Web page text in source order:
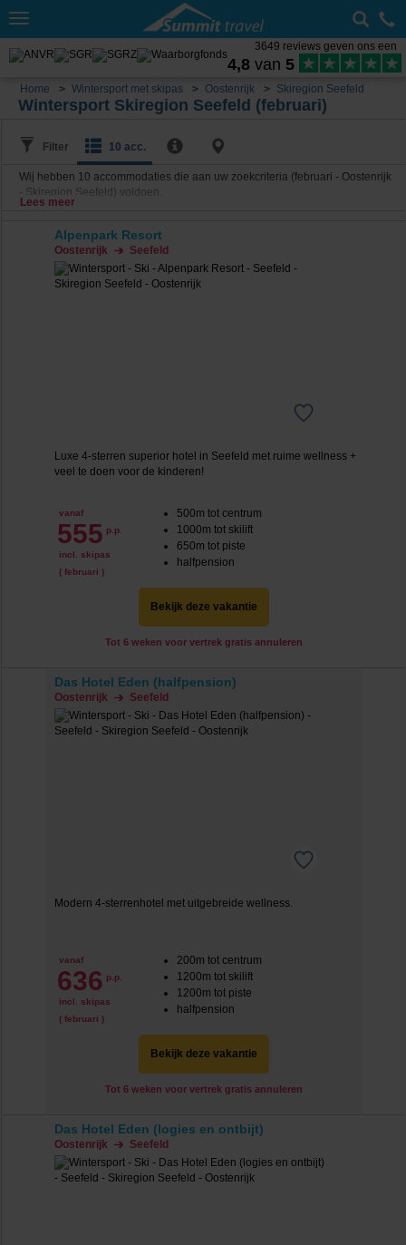
Toggle
3649 reviews geven ons een
4,8 van 5
Home Wintersport met skipas Oostenrijk Skiregion Seefeld
Wintersport Skiregion Seefeld (februari)
Filter 10 acc.
Wij hebben 10 accommodaties die aan uw zoekcriteria (februari - Oostenrijk
- Skiregion Seefeld) voldoen.
Lees meer
Alpenpark Resort
Oostenrijk Seefeld
Luxe 4-sterren superior hotel in Seefeld met ruime wellness +
veel te doen voor de kinderen!
vanaf
555 p.p.
incl. skipas
( februari )
500m tot centrum
1000m tot skilift
650m tot piste
halfpension
Bekijk deze vakantie
Tot 6 weken voor vertrek gratis annuleren
Das Hotel Eden (halfpension)
Oostenrijk Seefeld
Modern 4-sterrenhotel met uitgebreide wellness.
vanaf
636 p.p.
incl. skipas
( februari )
200m tot centrum
1200m tot skilift
1200m tot piste
halfpension
Bekijk deze vakantie
Tot 6 weken voor vertrek gratis annuleren
Das Hotel Eden (logies en ontbijt)
Oostenrijk Seefeld